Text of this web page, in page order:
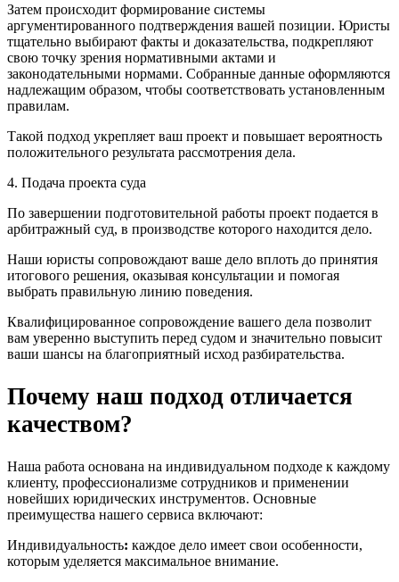
Затем происходит формирование системы
аргументированного подтверждения вашей позиции. Юристы
тщательно выбирают факты и доказательства, подкрепляют
свою точку зрения нормативными актами и
законодательными нормами. Собранные данные оформляются
надлежащим образом, чтобы соответствовать установленным
правилам.
Такой подход укрепляет ваш проект и повышает вероятность
положительного результата рассмотрения дела.
4. Подача проекта суда
По завершении подготовительной работы проект подается в
арбитражный суд, в производстве которого находится дело.
Наши юристы сопровождают ваше дело вплоть до принятия
итогового решения, оказывая консультации и помогая
выбрать правильную линию поведения.
Квалифицированное сопровождение вашего дела позволит
вам уверенно выступить перед судом и значительно повысит
ваши шансы на благоприятный исход разбирательства.
Почему наш подход отличается
качеством?
Наша работа основана на индивидуальном подходе к каждому
клиенту, профессионализме сотрудников и применении
новейших юридических инструментов. Основные
преимущества нашего сервиса включают:
Индивидуальность: каждое дело имеет свои особенности,
которым уделяется максимальное внимание.